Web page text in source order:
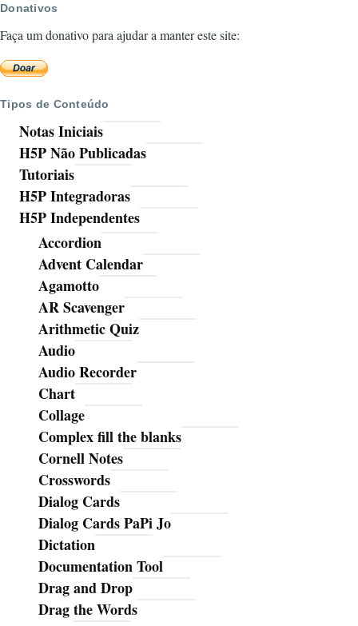
Donativos
Faça um donativo para ajudar a manter este site:
Tipos de Conteúdo
Notas Iniciais
H5P Não Publicadas
Tutoriais
H5P Integradoras
H5P Independentes
Accordion
Advent Calendar
Agamotto
AR Scavenger
Arithmetic Quiz
Audio
Audio Recorder
Chart
Collage
Complex fill the blanks
Cornell Notes
Crosswords
Dialog Cards
Dialog Cards PaPi Jo
Dictation
Documentation Tool
Drag and Drop
Drag the Words